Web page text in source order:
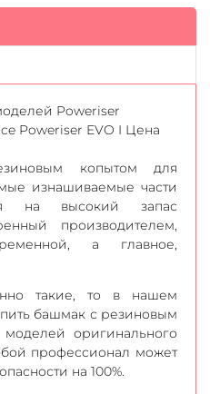
Poweriser
Poweriser EVO I Цена
копытом для
изнашиваемые части
на высокий запас
производителем,
а главное,
такие, то в нашем
башмак с резиновым
оригинального
профессионал может
на 100%.